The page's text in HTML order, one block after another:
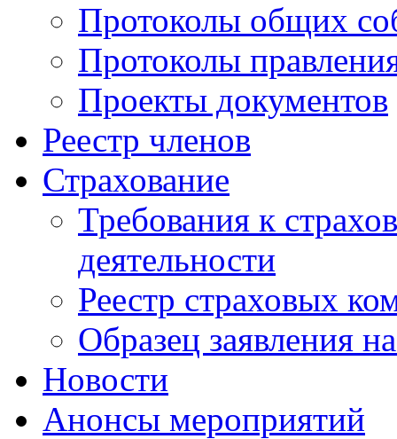
Протоколы общих
Протоколы
Проекты документов
Реестр членов
Страхование
Требования к
деятельности
Реестр страховых
Образец заявления
Новости
Анонсы мероприятий